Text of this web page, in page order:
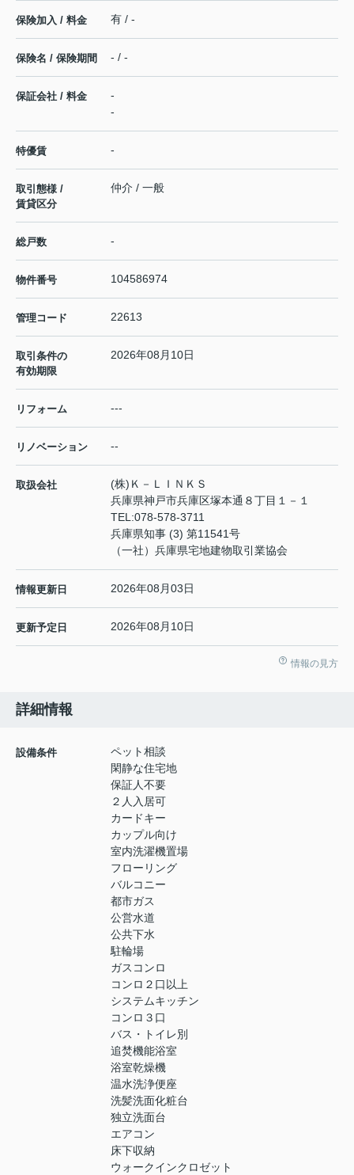
保険加入 / 料金 有 / -
保険名 / 保険期間 - / -
保証会社 / 料金
-
-
特優賃 -
取引態様 /
賃貸区分
仲介 / 一般
総戸数 -
物件番号 104586974
管理コード 22613
取引条件の
有効期限
2026年08月10日
リフォーム ---
リノベーション --
取扱会社
(株)Ｋ－ＬＩＮＫＳ
兵庫県神戸市兵庫区塚本通８丁目１－１
TEL:078-578-3711
兵庫県知事 (3) 第11541号
（一社）兵庫県宅地建物取引業協会
情報更新日 2026年08月03日
更新予定日 2026年08月10日
情報の見方
詳細情報
設備条件
ペット相談
閑静な住宅地
保証人不要
２人入居可
カードキー
カップル向け
室内洗濯機置場
フローリング
バルコニー
都市ガス
公営水道
公共下水
駐輪場
ガスコンロ
コンロ２口以上
システムキッチン
コンロ３口
バス・トイレ別
追焚機能浴室
浴室乾燥機
温水洗浄便座
洗髪洗面化粧台
独立洗面台
エアコン
床下収納
ウォークインクロゼット